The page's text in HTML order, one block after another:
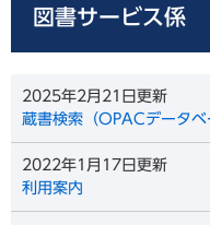
図書サービス係
2025年2月21日更新
蔵書検索（OPACデータベ
2022年1月17日更新
利用案内